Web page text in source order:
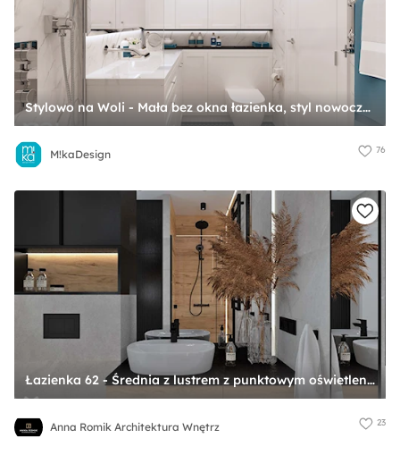
Stylowo na Woli - Mała bez okna łazienka, styl nowoczesny - zdjęcie od M!kaDesign
M!kaDesign 76
Łazienka 62 - Średnia z lustrem z punktowym oświetleniem łazienka, styl nowoczesny - zdjęcie od Anna Romik Architektura Wnętrz
Anna Romik Architektura Wnętrz 23